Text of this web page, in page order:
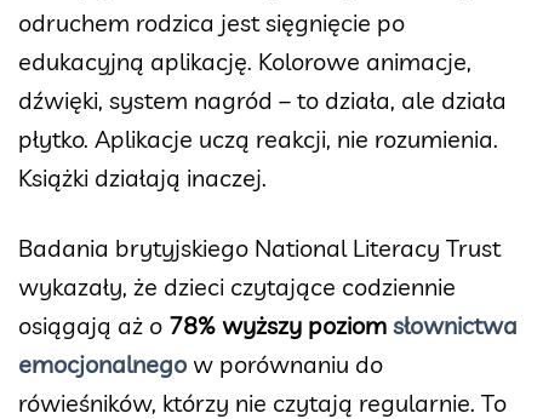
odruchem rodzica jest sięgnięcie po
edukacyjną aplikację. Kolorowe animacje,
dźwięki, system nagród – to działa, ale działa
płytko. Aplikacje uczą reakcji, nie rozumienia.
Książki działają inaczej.
Badania brytyjskiego National Literacy Trust
wykazały, że dzieci czytające codziennie
osiągają aż o 78% wyższy poziom słownictwa
emocjonalnego w porównaniu do
rówieśników, którzy nie czytają regularnie. To